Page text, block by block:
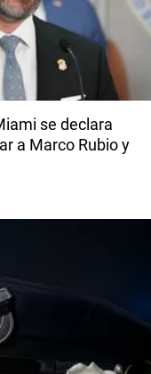
se declara
a Marco Rubio y